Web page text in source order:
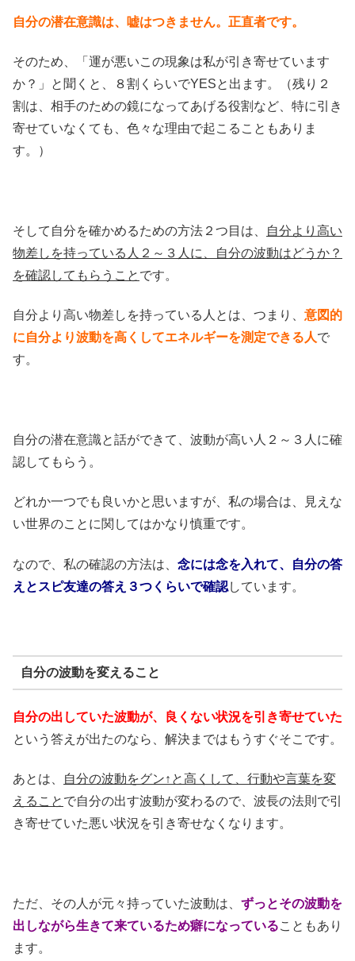
自分の潜在意識は、嘘はつきません。正直者です。
そのため、「運が悪いこの現象は私が引き寄せています
か？」と聞くと、８割くらいでYESと出ます。（残り２
割は、相手のための鏡になってあげる役割など、特に引き
寄せていなくても、色々な理由で起こることもありま
す。）
そして自分を確かめるための方法２つ目は、
自分より高い
物差しを持っている人２～３人に、自分の波動はどうか？
を確認してもらうこと です。
自分より高い物差しを持っている人とは、つまり、 意図的
に自分より波動を高くしてエネルギーを測定できる人で
す。
自分の潜在意識と話ができて、波動が高い人２～３人に確
認してもらう。
どれか一つでも良いかと思いますが、私の場合は、見えな
い世界のことに関してはかなり慎重です。
なので、私の確認の方法は、 念には念を入れて、自分の答
えとスピ友達の答え３つくらいで確認しています。
自分の波動を変えること
自分の出していた波動が、良くない状況を引き寄せていた
という答えが出たのなら、解決まではもうすぐそこです。
あとは、
自分の波動をグン↑と高くして、行動や言葉を変
えること で自分の出す波動が変わるので、波長の法則で引
き寄せていた悪い状況を引き寄せなくなります。
ただ、その人が元々持っていた波動は、 ずっとその波動を
出しながら生きて来ているため癖になっていることもあり
ます。